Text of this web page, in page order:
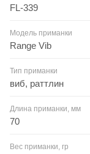
FL-339
Модель приманки
Range Vib
Тип приманки
виб, раттлин
Длина приманки, мм
70
Вес приманки, гр